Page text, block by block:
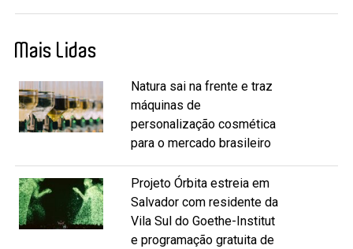
Mais Lidas
Natura sai na frente e traz
máquinas de
personalização cosmética
para o mercado brasileiro
Projeto Órbita estreia em
Salvador com residente da
Vila Sul do Goethe-Institut
e programação gratuita de